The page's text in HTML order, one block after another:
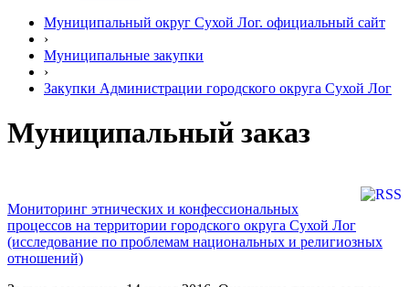
Муниципальный округ Сухой Лог. официальный сайт
›
Муниципальные закупки
›
Закупки Администрации городского округа Сухой Лог
Муниципальный заказ
Мониторинг этнических и конфессиональных
процессов на территории городского округа Сухой Лог
(исследование по проблемам национальных и религиозных
отношений)